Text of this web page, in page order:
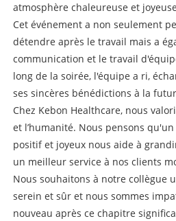
atmosphère chaleureuse et
Cet événement a non seulement
détendre après le travail mais a
communication et le travail
long de la soirée, l'équipe a ri,
ses sincères bénédictions à la
Chez Kebon Healthcare, nous
et l’humanité. Nous pensons
positif et joyeux nous aide à
un meilleur service à nos clients
Nous souhaitons à notre collègue
serein et sûr et nous sommes
nouveau après ce chapitre